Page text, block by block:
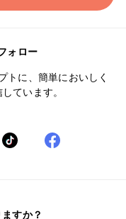
ォロー
トに、簡単においしく
ています。
すか？